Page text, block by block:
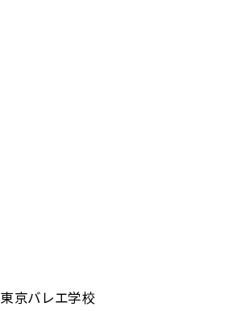
東京バレエ学校